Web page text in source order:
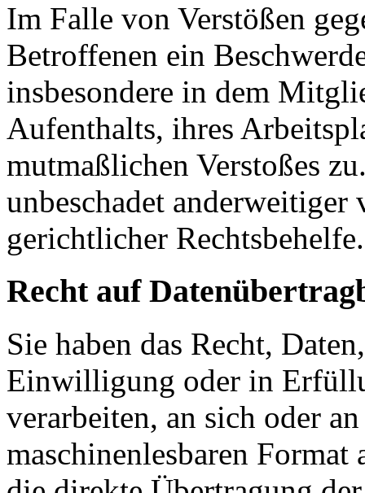
Im Falle von Verstößen
Betroffenen ein
insbesondere in dem
Aufenthalts, ihres
mutmaßlichen Verstoßes
unbeschadet
gerichtlicher Rechtsbehelfe.
Recht auf
Sie haben das Recht,
Einwilligung oder in
verarbeiten, an sich oder
maschinenlesbaren Format